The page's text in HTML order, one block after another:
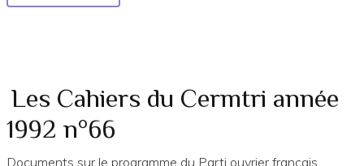
Les
année
2024
no
Les Cahiers du Cermtri année
1992 n°66
Documents sur le programme du Parti ouvrier français